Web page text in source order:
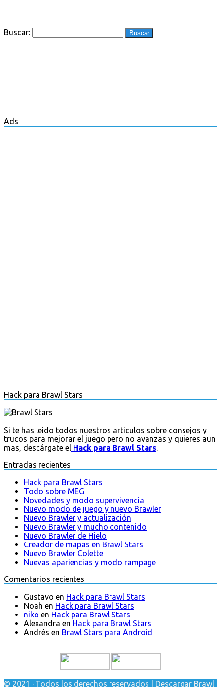
Buscar:
Ads
Hack para Brawl Stars
Si te has leido todos nuestros articulos sobre consejos y
trucos para mejorar el juego pero no avanzas y quieres aun
mas, descárgate el Hack para Brawl Stars.
Entradas recientes
Hack para Brawl Stars
Todo sobre MEG
Novedades y modo supervivencia
Nuevo modo de juego y nuevo Brawler
Nuevo Brawler y actualización
Nuevo Brawler y mucho contenido
Nuevo Brawler de Hielo
Creador de mapas en Brawl Stars
Nuevo Brawler Colette
Nuevas apariencias y modo rampage
Comentarios recientes
Gustavo en Hack para Brawl Stars
Noah en Hack para Brawl Stars
niko en Hack para Brawl Stars
Alexandra en Hack para Brawl Stars
Andrés en Brawl Stars para Android
© 2021 · Todos los derechos reservados | Descargar Brawl